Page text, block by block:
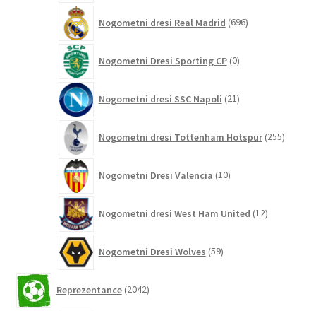
Nogometni dresi Real Madrid 696izdelkov
Nogometni Dresi Sporting CP 0izdelkov
Nogometni dresi SSC Napoli 21izdelkov
Nogometni dresi Tottenham Hotspur 255
Nogometni Dresi Valencia 10izdelkov
Nogometni dresi West Ham United 12izdelkov
Nogometni Dresi Wolves 59izdelkov
Reprezentance 2042izdelkov